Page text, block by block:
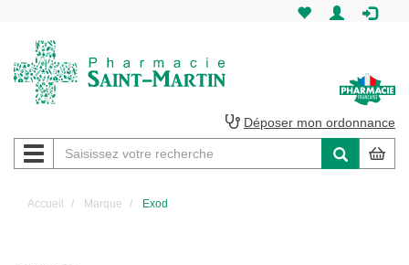
Martin
Pharmacie
Déposer mon ordonnance
Navigation
Accueil Marque Exod